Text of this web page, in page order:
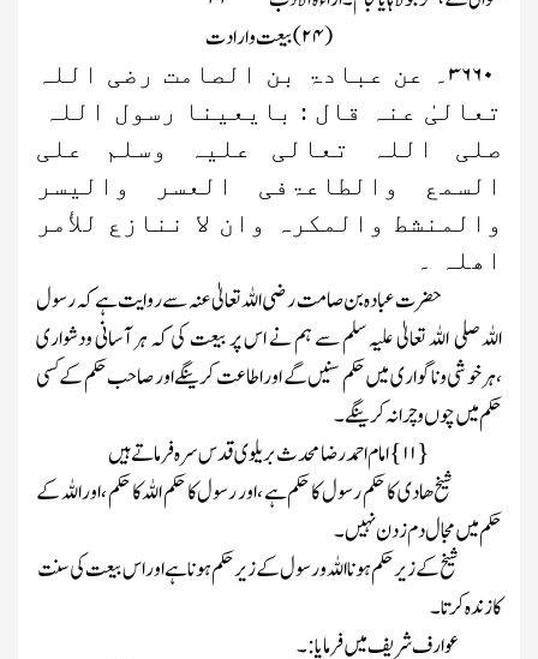
(۲۴) بیعت وارادت
۳۶۶۰۔ عن عبادۃ بن الصامت رضی اللہ
تعالیٰ عنہ قال : بایعینا رسول اللہ
صلی اللہ تعالی علیہ وسلم علی
السمع والطاعۃفی العسر والیسر
والمنشط والمکرہ وان لا ننازع للأمر
اھلہ ۔
حضرت عبادہ بن صامت رضی اللہ تعالیٰ عنہ سے روایت ہے کہ رسول
اللہ صلی اللہ تعالیٰ علیہ سلم سے ہم نے اس پر بیعت کی کہ ہر آسانی ودشواری
،ہرخوشی وناگواری میں حکم سنیں گے اور اطاعت کرینگے اور صاحب حکم کے کسی
حکم میں چوں وچرانہ کرینگے ۔
{۱۱}امام احمد رضا محدث بریلوی قدس سرہ فرماتے ہیں
شیخ ھادی کا حکم رسول کا حکم ہے ،اور رسول کا حکم اللہ کا حکم ، اوراللہ کے
حکم میں مجال دم زدن نہیں ۔
شیخ کے زیر حکم ہونا اللہ ورسول کے زیر حکم ہوناہے اوراس بیعت کی سنت
کا زندہ کرتا۔
عوارف شریف میں فرمایا:۔